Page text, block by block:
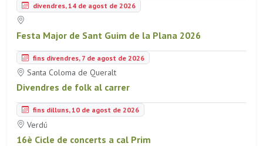
divendres, 14 de agost de 2026
Festa Major de Sant Guim de la Plana 2026
fins divendres, 7 de agost de 2026
Santa Coloma de Queralt
Divendres de folk al carrer
fins dilluns, 10 de agost de 2026
Verdú
16è Cicle de concerts a cal Prim